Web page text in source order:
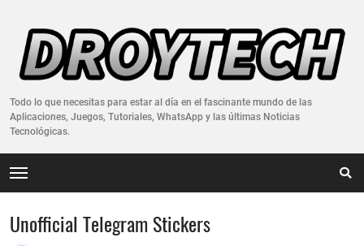
Todo lo que necesitas para estar al día en el fascinante mundo de las
Aplicaciones, Juegos, Tutoriales, WhatsApp y las últimas Noticias
Tecnológicas.
Unofficial Telegram Stickers